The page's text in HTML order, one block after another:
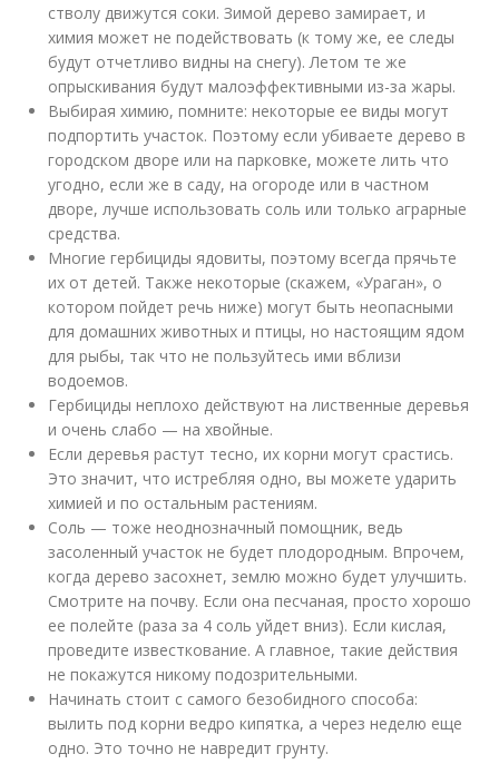
стволу движутся соки. Зимой дерево замирает, и
химия может не подействовать (к тому же, ее следы
будут отчетливо видны на снегу). Летом те же
опрыскивания будут малоэффективными из-за жары.
Выбирая химию, помните: некоторые ее виды могут
подпортить участок. Поэтому если убиваете дерево в
городском дворе или на парковке, можете лить что
угодно, если же в саду, на огороде или в частном
дворе, лучше использовать соль или только аграрные
средства.
Многие гербициды ядовиты, поэтому всегда прячьте
их от детей. Также некоторые (скажем, «Ураган», о
котором пойдет речь ниже) могут быть неопасными
для домашних животных и птицы, но настоящим ядом
для рыбы, так что не пользуйтесь ими вблизи
водоемов.
Гербициды неплохо действуют на лиственные деревья
и очень слабо — на хвойные.
Если деревья растут тесно, их корни могут срастись.
Это значит, что истребляя одно, вы можете ударить
химией и по остальным растениям.
Соль — тоже неоднозначный помощник, ведь
засоленный участок не будет плодородным. Впрочем,
когда дерево засохнет, землю можно будет улучшить.
Смотрите на почву. Если она песчаная, просто хорошо
ее полейте (раза за 4 соль уйдет вниз). Если кислая,
проведите известкование. А главное, такие действия
не покажутся никому подозрительными.
Начинать стоит с самого безобидного способа:
вылить под корни ведро кипятка, а через неделю еще
одно. Это точно не навредит грунту.